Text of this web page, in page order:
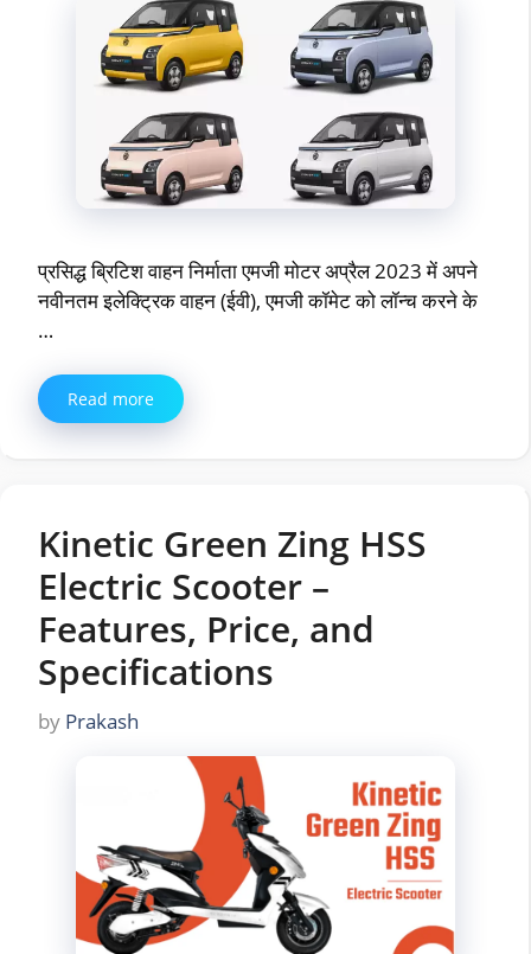
प्रसिद्ध ब्रिटिश वाहन निर्माता एमजी मोटर अप्रैल 2023 में अपने
नवीनतम इलेक्ट्रिक वाहन (ईवी), एमजी कॉमेट को लॉन्च करने के
…
Read more
Kinetic Green Zing HSS
Electric Scooter –
Features, Price, and
Specifications
by Prakash